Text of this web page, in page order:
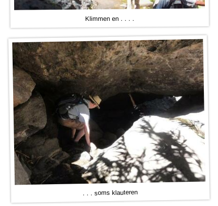
Klimmen en . . . .
. . . soms klauteren